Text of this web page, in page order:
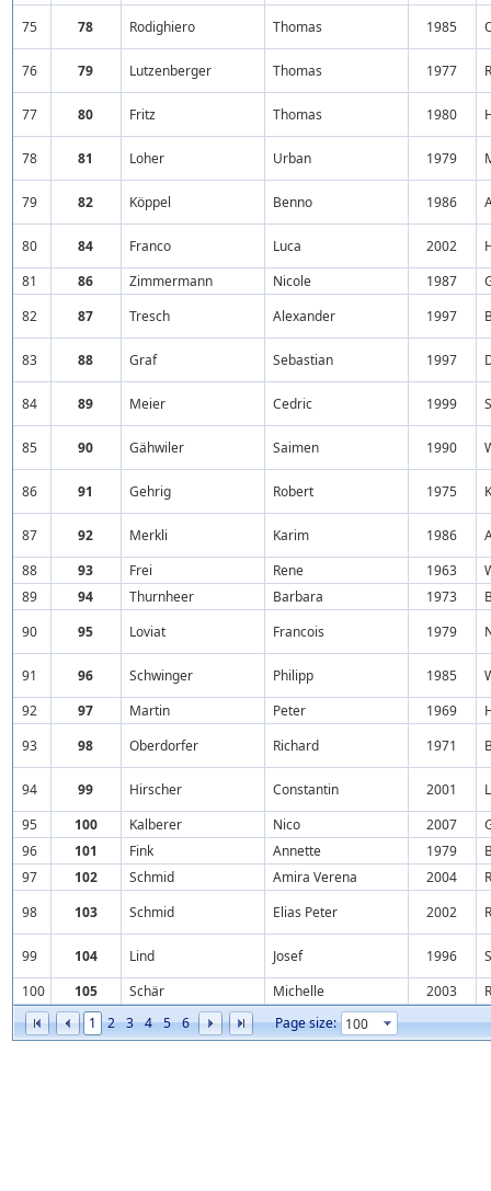
1 2 3 4 5 6 Page size:
75 78 Rodighiero Thomas 1985
76 79 Lutzenberger Thomas 1977
77 80 Fritz Thomas 1980
78 81 Loher Urban 1979
79 82 Köppel Benno 1986
80 84 Franco Luca 2002
81
86 Zimmermann Nicole 1987
82
87 Tresch Alexander 1997
83 88 Graf Sebastian 1997
84 89 Meier Cedric 1999
85 90 Gähwiler Saimen 1990
86 91 Gehrig Robert 1975
87 92 Merkli Karim 1986
88
93 Frei Rene 1963
89
94 Thurnheer Barbara 1973
90
95 Loviat Francois 1979
91 96 Schwinger Philipp 1985
92
97 Martin Peter 1969
93
98 Oberdorfer Richard 1971
94 99 Hirscher Constantin 2001
95
100 Kalberer Nico 2007
96
101 Fink Annette 1979
97
102 Schmid Amira Verena 2004
98
103 Schmid Elias Peter 2002
99 104 Lind Josef 1996
100
105 Schär Michelle 2003